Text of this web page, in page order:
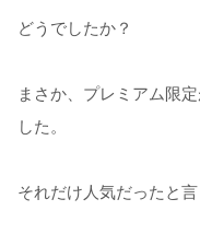
どうでしたか？
まさか、プレミアム限
した。
それだけ人気だったと言